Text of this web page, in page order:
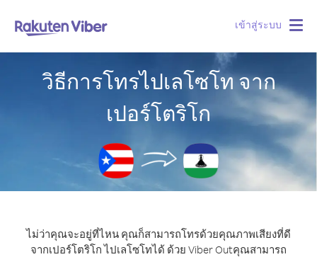
เข้าสู่ระบบ
วิธีการโทรไปเลโซโท จาก
เปอร์โตริโก
ไม่ว่าคุณจะอยู่ที่ไหน คุณก็สามารถโทรด้วยคุณภาพเสียงที่ดี
จากเปอร์โตริโก ไปเลโซโทได้ ด้วย Viber Outคุณสามารถ